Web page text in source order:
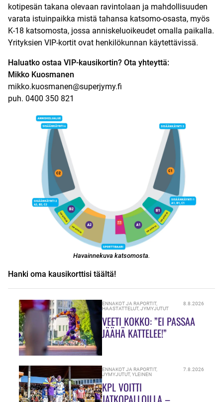
kotipesän takana olevaan ravintolaan ja mahdollisuuden
varata istuinpaikka mistä tahansa katsomo-osasta, myös
K-18 katsomosta, jossa anniskeluoikeudet omalla paikalla.
Yrityksien VIP-kortit ovat henkilökunnan käytettävissä.
Haluatko ostaa VIP-kausikortin? Ota yhteyttä:
Mikko Kuosmanen
mikko.kuosmanen@superjymy.fi
puh. 0400 350 821
Havainnekuva katsomosta.
Hanki oma kausikorttisi täältä!
ENNAKOT JA RAPORTIT,
HAASTATTELUT,JYMYJUTUT
8.8.2026
VEETI KOKKO: ”EI PASSAA
JÄÄHÄ KATTELEE!”
ENNAKOT JA RAPORTIT,
JYMYJUTUT,YLEINEN
7.8.2026
KPL VOITTI